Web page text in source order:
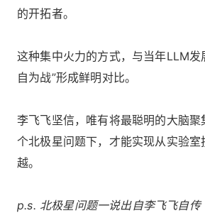
的开拓者。
这种集中火力的方式，与当年LLM发
自为战”形成鲜明对比。
李飞飞坚信，唯有将最聪明的大脑聚
个北极星问题下，才能实现从实验
越。
p.s. 北极星问题一说出自李飞飞自传